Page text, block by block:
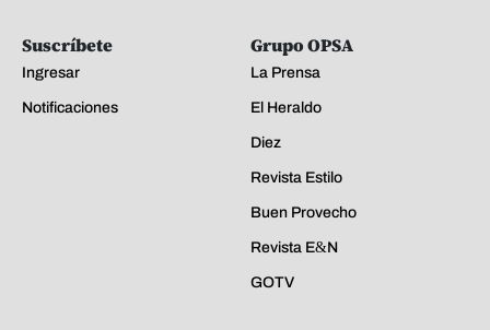
Suscríbete
Ingresar
Notificaciones
Grupo OPSA
La Prensa
El Heraldo
Diez
Revista Estilo
Buen Provecho
Revista E&N
GOTV